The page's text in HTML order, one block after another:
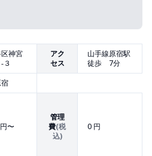
神宮
３
アク
セス
山手線原宿駅
徒歩 7分
円〜
管理
費(税
込)
0 円